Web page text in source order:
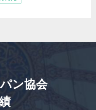
ン協会